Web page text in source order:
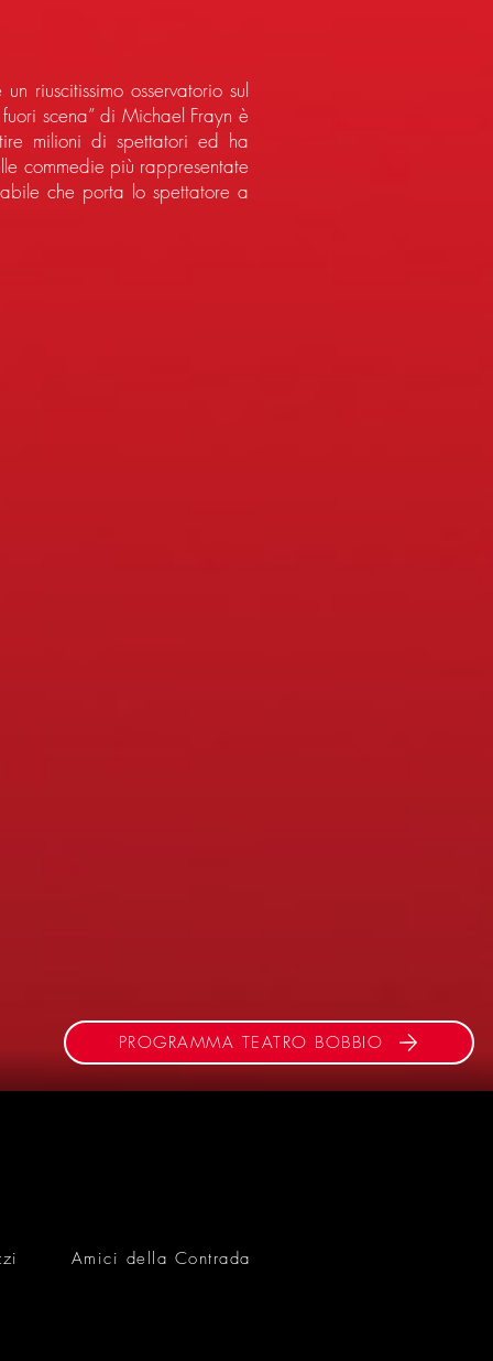
riuscitissimo osservatorio sul
scena” di Michael Frayn è
milioni di spettatori ed ha
commedie più rappresentate
che porta lo spettatore a
PROGRAMMA TEATRO BOBBIO
Amici della Contrada